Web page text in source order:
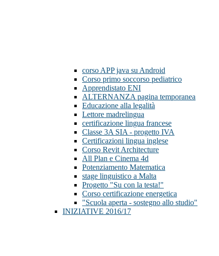
corso APP java su Android
Corso primo soccorso pediatrico
Apprendistato ENI
ALTERNANZA pagina temporanea
Educazione alla legalità
Lettore madrelingua
certificazione lingua francese
Classe 3A SIA - progetto IVA
Certificazioni lingua inglese
Corso Revit Architecture
All Plan e Cinema 4d
Potenziamento Matematica
stage linguistico a Malta
Progetto "Su con la testa!"
Corso certificazione energetica
"Scuola aperta - sostegno allo studio"
INIZIATIVE 2016/17